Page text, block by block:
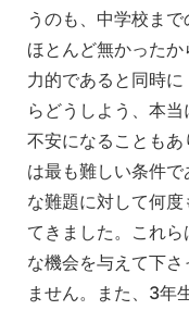
うのも、中学校ま
ほとんど無かった
力的であると同時
らどうしよう、本
不安になることもあ
は最も難しい条件
な難題に対して何
てきました。これ
な機会を与えて下
ません。また、3年